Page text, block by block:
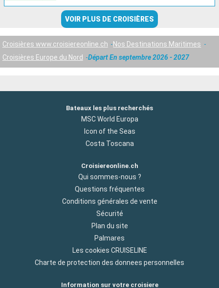
VOIR PLUS DE CROISIÈRES
Croisières www.croisiereonline.ch
Nos Destinations Maritimes
Croisières Europe du Nord
Départ En septembre 2026 - 2027
Bateaux les plus recherchés
MSC World Europa
Icon of the Seas
Costa Toscana
Croisiereonline.ch
Qui sommes-nous ?
Questions fréquentes
Conditions générales de vente
Sécurité
Plan du site
Palmares
Les cookies CRUISELINE
Charte de protection des donnees personnelles
Information sur votre croisiere